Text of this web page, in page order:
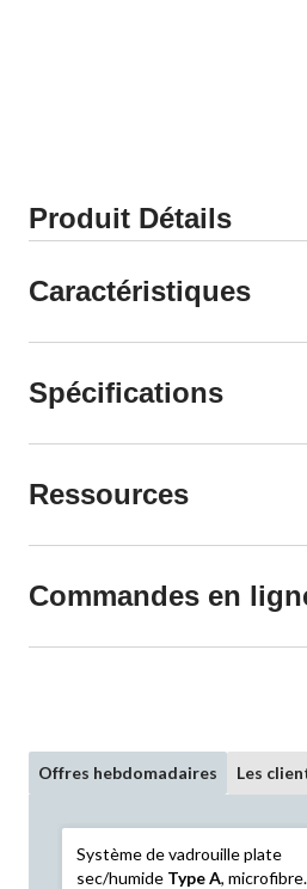
Produit Détails
Caractéristiques
Spécifications
Ressources
Commandes en
Offres hebdomadaires Les
Système de vadrouille plate
sec/humide Type A, microfibre